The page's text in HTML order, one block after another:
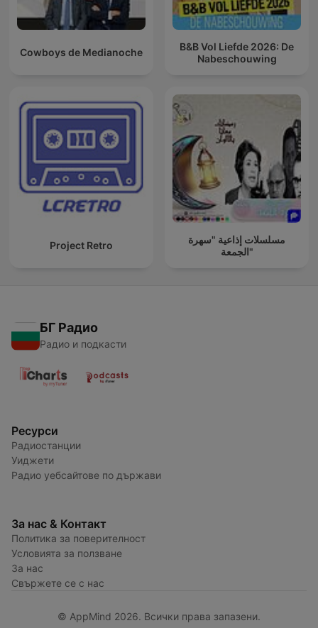
Cowboys de Medianoche
B&B Vol Liefde 2026: De
Nabeschouwing
Project Retro
مسلسلات إذاعية "سهرة
الجمعة"
БГ Радио
Радио и подкасти
Ресурси
Радиостанции
Уиджети
Радио уебсайтове по държави
За нас & Контакт
Политика за поверителност
Условията за ползване
За нас
Свържете се с нас
© AppMind 2026. Всички права запазени.